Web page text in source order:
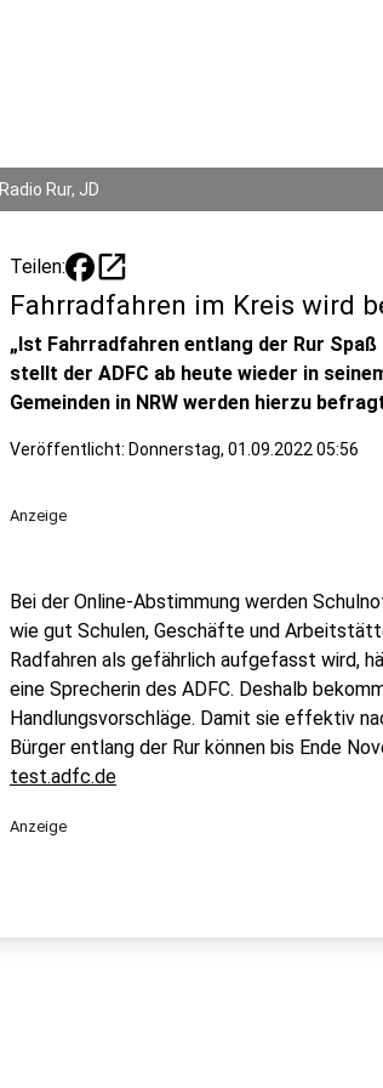
Radio Rur, JD
Teilen: open_in_new
Fahrradfahren im Kreis wird
„Ist Fahrradfahren entlang der Rur
stellt der ADFC ab heute wieder in
Gemeinden in NRW werden hierzu
Veröffentlicht: Donnerstag, 01.09.2022 05:56
Anzeige
Bei der Online-Abstimmung werden
wie gut Schulen, Geschäfte und
Radfahren als gefährlich aufgefasst wird,
eine Sprecherin des ADFC. Deshalb
Handlungsvorschläge. Damit sie effektiv
Bürger entlang der Rur können bis Ende
test.adfc.de
Anzeige